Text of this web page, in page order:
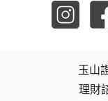
玉山
理財